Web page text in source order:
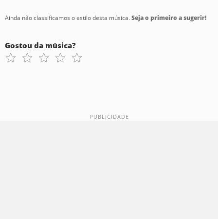
Ainda não classificamos o estilo desta música.Seja o primeiro a sugerir!
Gostou da música?